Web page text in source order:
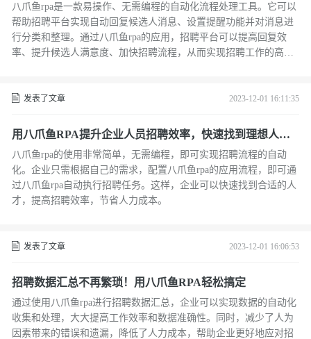
效！
八爪鱼rpa是一款易操作、无需编程的自动化流程处理工具。它可以
帮助招聘平台实现自动回复候选人消息、设置提醒功能并对消息进
行分类和整理。通过八爪鱼rpa的应用，招聘平台可以提高回复效
率、提升候选人满意度、加快招聘流程，从而实现招聘工作的高效
发表了文章 2023-12-01 16:11:35
用八爪鱼RPA提升企业人员招聘效率，快速找到理想人
才！
八爪鱼rpa的使用非常简单，无需编程，即可实现招聘流程的自动
化。企业只需根据自己的需求，配置八爪鱼rpa的应用流程，即可通
过八爪鱼rpa自动执行招聘任务。这样，企业可以快速找到合适的人
才，提高招聘效率，节省人力成本。
发表了文章 2023-12-01 16:06:53
招聘数据汇总不再繁琐！用八爪鱼RPA轻松搞定
通过使用八爪鱼rpa进行招聘数据汇总，企业可以实现数据的自动化
收集和处理，大大提高工作效率和数据准确性。同时，减少了人为
因素带来的错误和遗漏，降低了人力成本，帮助企业更好地应对招